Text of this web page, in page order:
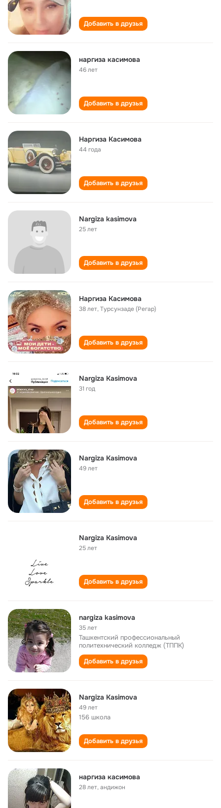
Добавить в друзья
наргиза касимова
46 лет
Добавить в друзья
Наргиза Касимова
44 года
Добавить в друзья
Nargiza kasimova
25 лет
Добавить в друзья
Наргиза Касимова
38 лет,Турсунзаде (Регар)
Добавить в друзья
Nargiza Kasimova
31 год
Добавить в друзья
Nargiza Kasimova
49 лет
Добавить в друзья
Nargiza Kasimova
25 лет
Добавить в друзья
nargiza kasimova
35 лет
Ташкентский профессиональный
политехнический колледж (ТППК)
Добавить в друзья
Nargiza Kasimova
49 лет
156 школа
Добавить в друзья
наргиза касимова
28 лет,андижон